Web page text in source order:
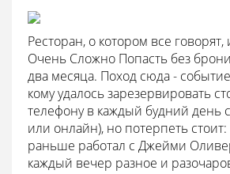
Ресторан, о котором все
Очень Сложно Попасть без
два месяца. Поход сюда -
кому удалось зарезервировать
телефону в каждый будний день
или онлайн), но потерпеть
раньше работал с Джейми
каждый вечер разное и